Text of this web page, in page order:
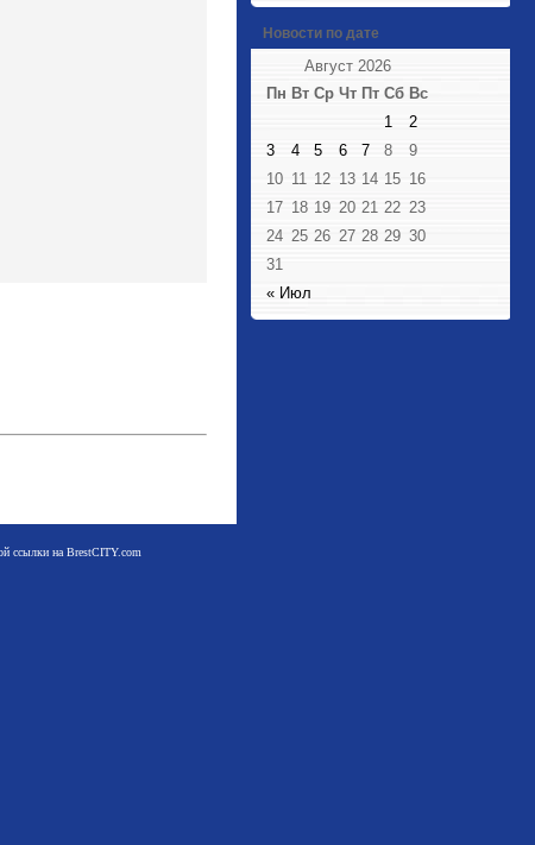
ссылки на BrestCITY.com
Новости по дате
Август 2026
Пн Вт Ср Чт Пт Сб Вс
« Июл
1
2
3
4 5 6 7 8
9
10 11 12 13 14 15 16
17 18 19 20 21 22 23
24 25 26 27 28 29 30
31